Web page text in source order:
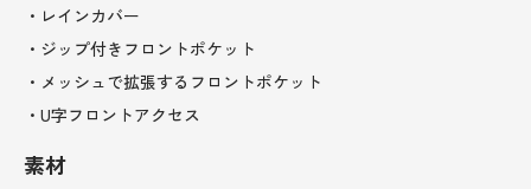
・レインカバー
・ジップ付きフロントポケット
・メッシュで拡張するフロントポケット
・U字フロントアクセス
素材